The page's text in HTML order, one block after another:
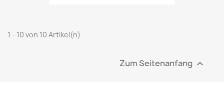
1 - 10 von 10 Artikel(n)
Zum Seitenanfang 